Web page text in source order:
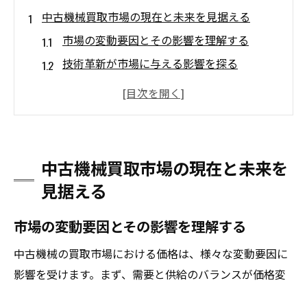
中古機械買取市場の現在と未来を見据える
市場の変動要因とその影響を理解する
技術革新が市場に与える影響を探る
環境問題と中古機械市場の関連性
デジタル化がもたらす市場の変化
工作機械買取で高価買取を実現するための秘訣
工作機械の価値を最大化するメンテナンス
方法
需要の高い工作機械の特徴とは
査定時に重要なポイントを押さえる
中古機械買取市場の現在と未来を
見据える
市場の変動要因とその影響を理解する
中古機械の買取市場における価格は、様々な変動要因に
影響を受けます。まず、需要と供給のバランスが価格変